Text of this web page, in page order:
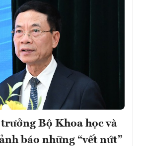
Bộ Khoa học và
báo những “vết nứt”